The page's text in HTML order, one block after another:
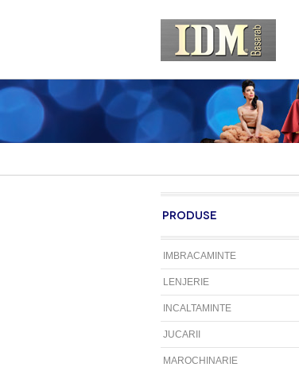
PRODUSE
IMBRACAMINTE
LENJERIE
INCALTAMINTE
JUCARII
MAROCHINARIE